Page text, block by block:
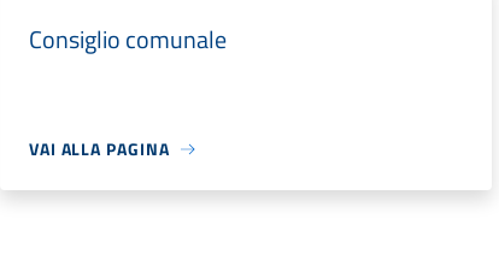
Consiglio comunale
VAI ALLA PAGINA